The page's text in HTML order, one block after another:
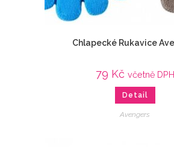
Chlapecké Rukavice
79 Kč včetně DPH
Detail
Avengers